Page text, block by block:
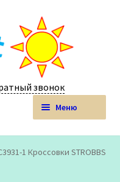
звонок
Меню
оптом
1 Кроссовки STROBBS